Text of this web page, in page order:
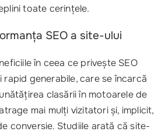
toate cerințele.
SEO a site-ului
în ceea ce privește SEO
rapid generabile, care se încarcă
clasării în motoarele de
mai mulți vizitatori și, implicit,
conversie. Studiile arată că site-